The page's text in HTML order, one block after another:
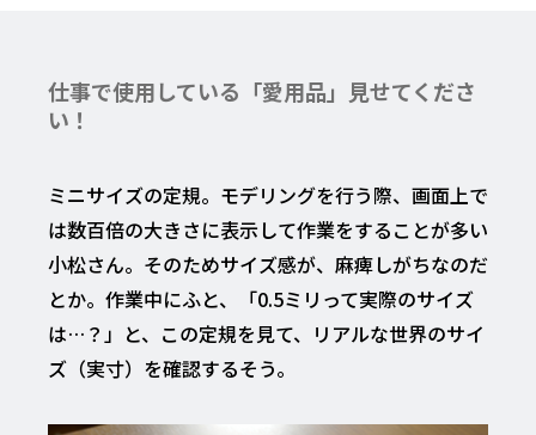
仕事で使用している「愛用品」見せてくださ
い！
ミニサイズの定規。モデリングを行う際、画面上で
は数百倍の大きさに表示して作業をすることが多い
小松さん。そのためサイズ感が、麻痺しがちなのだ
とか。作業中にふと、「0.5ミリって実際のサイズ
は…？」と、この定規を見て、リアルな世界のサイ
ズ（実寸）を確認するそう。